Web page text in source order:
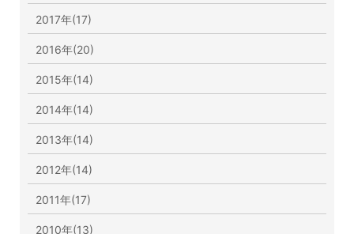
2017年(17)
2016年(20)
2015年(14)
2014年(14)
2013年(14)
2012年(14)
2011年(17)
2010年(13)